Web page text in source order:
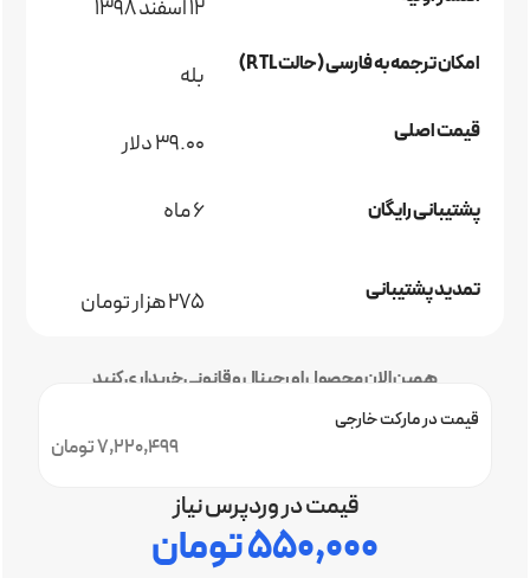
12 اسفند 1398
امکان ترجمه به فارسی (حالت RTL) بله
قیمت اصلی 39.00 دلار
پشتیبانی رایگان 6 ماه
تمدید پشتیبانی 275 هزار تومان
همین الان محصول اورجینال و قانونی خریداری کنید
7,220,499 تومان
قیمت در مارکت خارجی
قیمت در وردپرس نیاز
۵۵۰,۰۰۰تومان